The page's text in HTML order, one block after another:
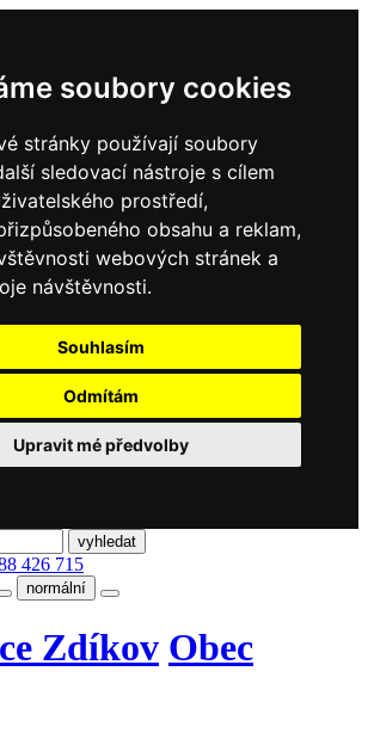
soubory cookies
stránky používají soubory
sledovací nástroje s cílem
prostředí,
obsahu a reklam,
webových stránek a
návštěvnosti.
Souhlasím
Odmítám
Upravit mé předvolby
426 715
normální
Obec